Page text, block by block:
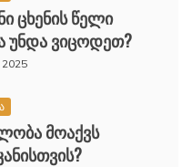
ცხენის წელი
უნდა ვიცოდეთ?
მოაქვს